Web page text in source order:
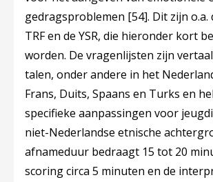
gedragsproblemen [54]. Dit zijn o.a.
TRF en de YSR, die hieronder kort
worden. De vragenlijsten zijn
talen, onder andere in het
Frans, Duits, Spaans en Turks en
specifieke aanpassingen voor
niet-Nederlandse etnische
afnameduur bedraagt 15 tot 20
scoring circa 5 minuten en de